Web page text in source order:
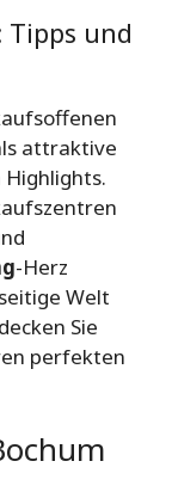
und
attraktive
-Herz
Welt
Sie
perfekten